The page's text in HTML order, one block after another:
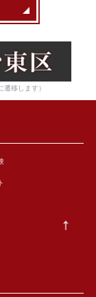
遷移します）